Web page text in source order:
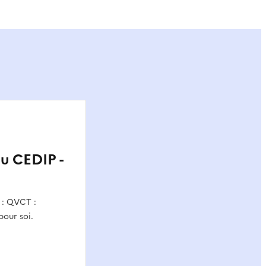
CEDIP -
QVCT :
soi.